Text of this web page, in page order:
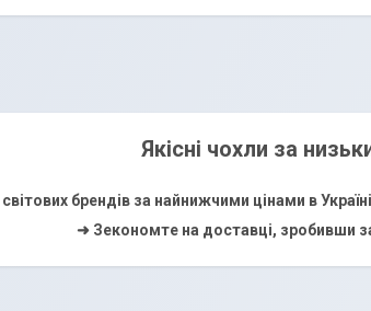
Якісні чохли за
брендів за найнижчими цінами в
➜ Зекономте на доставці, зробивши